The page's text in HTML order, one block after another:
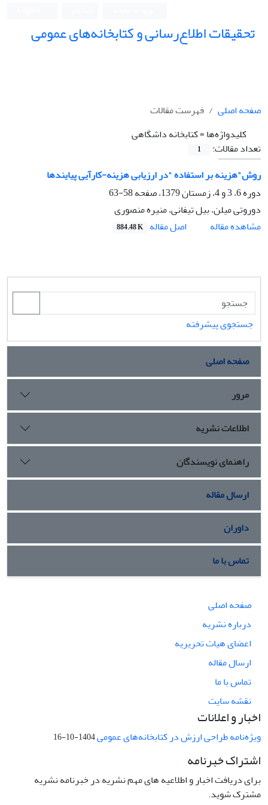
تحقیقات اطلاع‌رسانی و کتابخانه‌های عمومی
صفحه اصلی
فهرست مقالات
کلیدواژه‌ها =کتابخانه داشگاهی
تعداد مقالات:
1
روش"هزینه بر استفاده "در ارزیابی هزینه-کارآیی پیایندها
دوره 6، 3 و 4، زمستان 1379، صفحه
58-63
دوروتی میلن، بیل تیفانی، منیره منصوری
مشاهده مقاله
اصل مقاله 884.48 K
جستجوی پیشرفته
صفحه اصلی
مرور
اطلاعات نشریه
راهنمای نویسندگان
ارسال مقاله
داوران
تماس با ما
صفحه اصلی
درباره نشریه
اعضای هیات تحریریه
ارسال مقاله
تماس با ما
نقشه سایت
اخبار و اعلانات
ویژه‌نامه طراحی ارزش در کتابخانه‌های عمومی1404-10-16
اشتراک خبرنامه
برای دریافت اخبار و اطلاعیه های مهم نشریه در خبرنامه نشریه
مشترک شوید.